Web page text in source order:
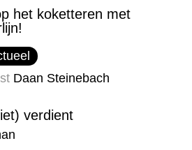
het koketteren met
Daan Steinebach
verdient